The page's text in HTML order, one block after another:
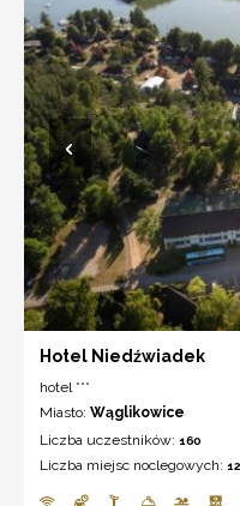
Hotel Niedźwiadek
hotel ***
Miasto: Wąglikowice
Liczba uczestników: 160
Liczba miejsc noclegowych: